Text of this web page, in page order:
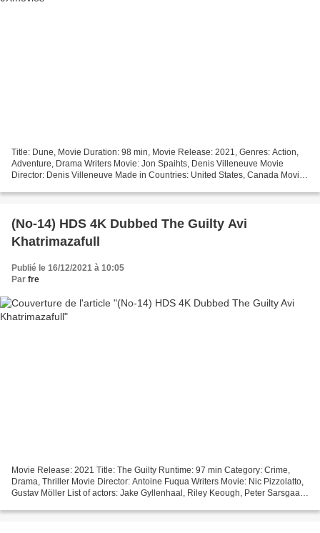
Title: Dune, Movie Duration: 98 min, Movie Release: 2021, Genres: Action,
Adventure, Drama Writers Movie: Jon Spaihts, Denis Villeneuve Movie
Director: Denis Villeneuve Made in Countries: United States, Canada Movie
(No-14) HDS 4K Dubbed The Guilty Avi
Khatrimazafull
Publié le 16/12/2021 à 10:05
Par fre
Movie Release: 2021 Title: The Guilty Runtime: 97 min Category: Crime,
Drama, Thriller Movie Director: Antoine Fuqua Writers Movie: Nic Pizzolatto,
Gustav Möller List of actors: Jake Gyllenhaal, Riley Keough, Peter Sarsgaard